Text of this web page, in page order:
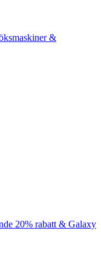
&
20% rabatt & Galaxy